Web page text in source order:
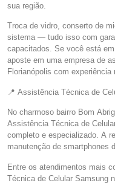
sua região.
Troca de vidro, conserto de
sistema — tudo isso com
capacitados. Se você está
aposte em uma empresa de
Florianópolis com experiência
📍 Assistência Técnica de
No charmoso bairro Bom
Assistência Técnica de
completo e especializado. A
manutenção de smartphones
Entre os atendimentos mais
Técnica de Celular Samsung